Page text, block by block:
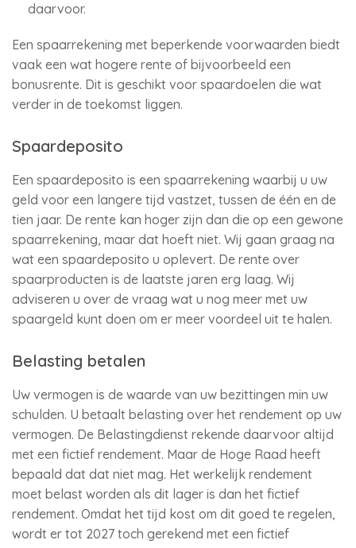
daarvoor.
Een spaarrekening met beperkende voorwaarden biedt
vaak een wat hogere rente of bijvoorbeeld een
bonusrente. Dit is geschikt voor spaardoelen die wat
verder in de toekomst liggen.
Spaardeposito
Een spaardeposito is een spaarrekening waarbij u uw
geld voor een langere tijd vastzet, tussen de één en de
tien jaar. De rente kan hoger zijn dan die op een gewone
spaarrekening, maar dat hoeft niet. Wij gaan graag na
wat een spaardeposito u oplevert. De rente over
spaarproducten is de laatste jaren erg laag. Wij
adviseren u over de vraag wat u nog meer met uw
spaargeld kunt doen om er meer voordeel uit te halen.
Belasting betalen
Uw vermogen is de waarde van uw bezittingen min uw
schulden. U betaalt belasting over het rendement op uw
vermogen. De Belastingdienst rekende daarvoor altijd
met een fictief rendement. Maar de Hoge Raad heeft
bepaald dat dat niet mag. Het werkelijk rendement
moet belast worden als dit lager is dan het fictief
rendement. Omdat het tijd kost om dit goed te regelen,
wordt er tot 2027 toch gerekend met een fictief